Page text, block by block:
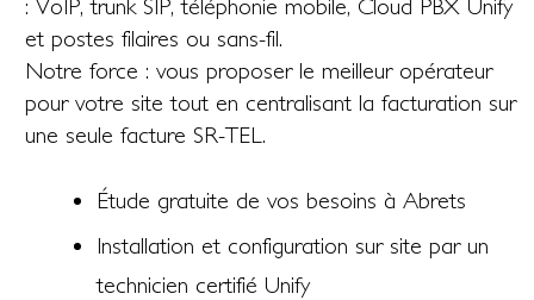
: VoIP, trunk SIP, téléphonie mobile, Cloud PBX Unify
et postes filaires ou sans-fil.
Notre force : vous proposer le meilleur opérateur
pour votre site tout en centralisant la facturation sur
une seule facture SR-TEL.
Étude gratuite de vos besoins à Abrets
Installation et configuration sur site par un
technicien certifié Unify